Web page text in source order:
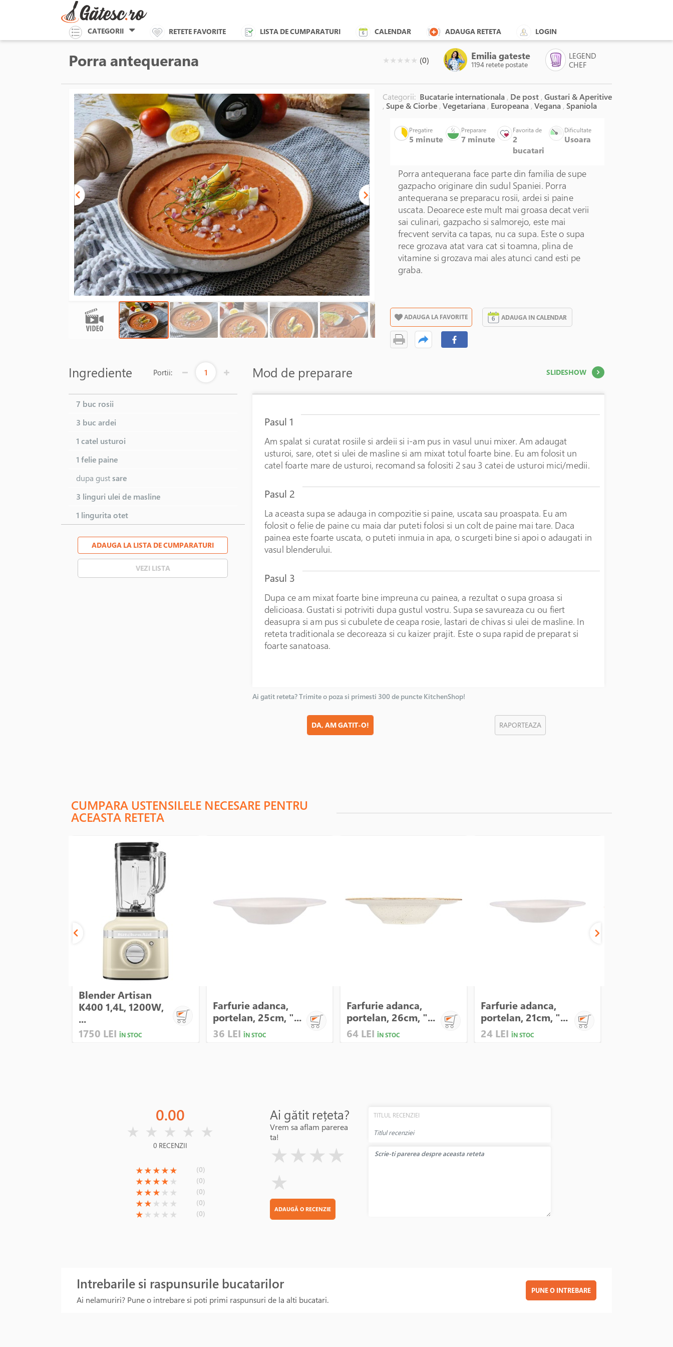
CATEGORII RETETE FAVORITE LISTA DE CUMPARATURI CALENDAR ADAUGA RETETA LOGIN
Porra antequerana ( )
★( )
★( )
★( )
★( )
★ (0) Emilia gateste
1194 retete postate
LEGEND
CHEF
Categorii: Bucatarie internationala , De post , Gustari & Aperitive
, Supe & Ciorbe , Vegetariana , Europeana , Vegana , Spaniola
Pregatire
5 minute
Preparare
7 minute
Favorita de
2
bucatari
Dificultate
Usoara
Porra antequerana face parte din familia de supe
gazpacho originare din sudul Spaniei. Porra
antequerana se preparacu rosii, ardei si paine
uscata. Deoarece este mult mai groasa decat verii
sai culinari, gazpacho si salmorejo, este mai
frecvent servita ca tapas, nu ca supa. Este o supa
rece grozava atat vara cat si toamna, plina de
vitamine si grozava mai ales atunci cand esti pe
graba.
ADAUGA LA FAVORITE ADAUGA IN CALENDAR
Ingrediente Portii: 1
7 buc rosii
3 buc ardei
1 catel usturoi
1 felie paine
dupa gustsare
3 linguri ulei de masline
1 linguritaotet
ADAUGA LA LISTA DE CUMPARATURI
VEZI LISTA
Mod de preparare SLIDESHOW
Pasul 1
Am spalat si curatat rosiile si ardeii si i-am pus in vasul unui mixer. Am adaugat
usturoi, sare, otet si ulei de masline si am mixat totul foarte bine. Eu am folosit un
catel foarte mare de usturoi, recomand sa folositi 2 sau 3 catei de usturoi mici/medii.
Pasul 2
La aceasta supa se adauga in compozitie si paine, uscata sau proaspata. Eu am
folosit o felie de paine cu maia dar puteti folosi si un colt de paine mai tare. Daca
painea este foarte uscata, o puteti inmuia in apa, o scurgeti bine si apoi o adaugati in
vasul blenderului.
Pasul 3
Dupa ce am mixat foarte bine impreuna cu painea, a rezultat o supa groasa si
delicioasa. Gustati si potriviti dupa gustul vostru. Supa se savureaza cu ou fiert
deasupra si am pus si cubulete de ceapa rosie, lastari de chivas si ulei de masline. In
reteta traditionala se decoreaza si cu kaizer prajit. Este o supa rapid de preparat si
foarte sanatoasa.
Ai gatit reteta? Trimite o poza si primesti 300 de puncte KitchenShop!
DA, AM GATIT-O! RAPORTEAZA
CUMPARA USTENSILELE NECESARE PENTRU
ACEASTA RETETA
Blender Artisan
K400 1,4L, 1200W,
...
1750 LEI ÎN STOC
Farfurie adanca,
portelan, 25cm, "...
36 LEI ÎN STOC
Farfurie adanca,
portelan, 26cm, "...
64 LEI ÎN STOC
Farfurie adanca,
portelan, 21cm, "...
24 LEI ÎN STOC
0.00
★ ★ ★ ★ ★
0 RECENZII
(*)
★(*)
★(*)
★(*)
★(*)
★ (0)
(*)
★(*)
★(*)
★(*)
★ ( )
★ (0)
(*)
★(*)
★(*)
★ ( )
★ ( )
★ (0)
(*)
★(*)
★ ( )
★ ( )
★ ( )
★ (0)
(*)
★ ( )
★ ( )
★ ( )
★ ( )
★ (0)
Ai gătit rețeta?
Vrem sa aflam parerea
ta!
★ ★ ★ ★
★
ADAUGĂ O RECENZIE
TITLUL RECENZIEI
Intrebarile si raspunsurile bucatarilor
Ai nelamuriri? Pune o intrebare si poti primi raspunsuri de la alti bucatari.
PUNE O INTREBARE